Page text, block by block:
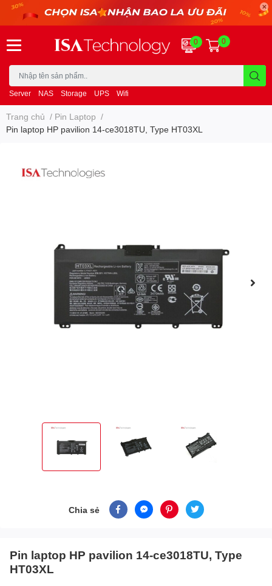
Server NAS Storage UPS Wifi
0 0
Trang chủ / Pin Laptop /
Pin laptop HP pavilion 14-ce3018TU, Type HT03XL
Chia sẻ
Pin laptop HP pavilion 14-ce3018TU, Type
HT03XL